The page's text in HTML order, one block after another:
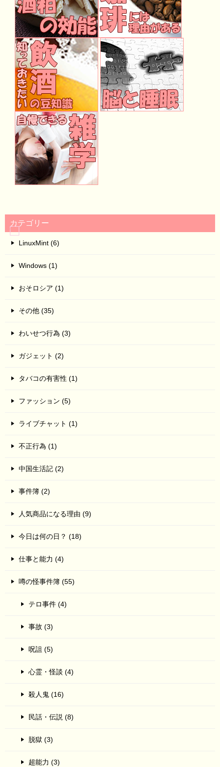
カテゴリー
LinuxMint (6)
Windows (1)
おそロシア (1)
その他 (35)
わいせつ行為 (3)
ガジェット (2)
タバコの有害性 (1)
ファッション (5)
ライブチャット (1)
不正行為 (1)
中国生活記 (2)
事件簿 (2)
人気商品になる理由 (9)
今日は何の日？ (18)
仕事と能力 (4)
噂の怪事件簿 (55)
テロ事件 (4)
事故 (3)
呪詛 (5)
心霊・怪談 (4)
殺人鬼 (16)
民話・伝説 (8)
脱獄 (3)
超能力 (3)